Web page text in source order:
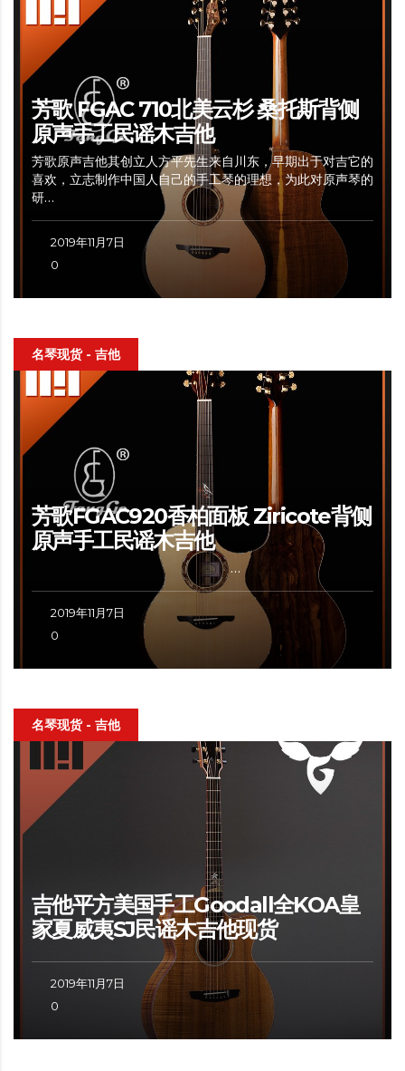
芳歌 FGAC 710北美云杉 桑托斯背侧
原声手工民谣木吉他
芳歌原声吉他其创立人方平先生来自川东，早期出于对吉它的
喜欢，立志制作中国人自己的手工琴的理想，为此对原声琴的
研…
2019年11月7日
0
名琴现货 - 吉他
芳歌FGAC920香柏面板 Ziricote背侧
原声手工民谣木吉他
…
2019年11月7日
0
名琴现货 - 吉他
吉他平方美国手工Goodall全KOA皇
家夏威夷SJ民谣木吉他现货
2019年11月7日
0